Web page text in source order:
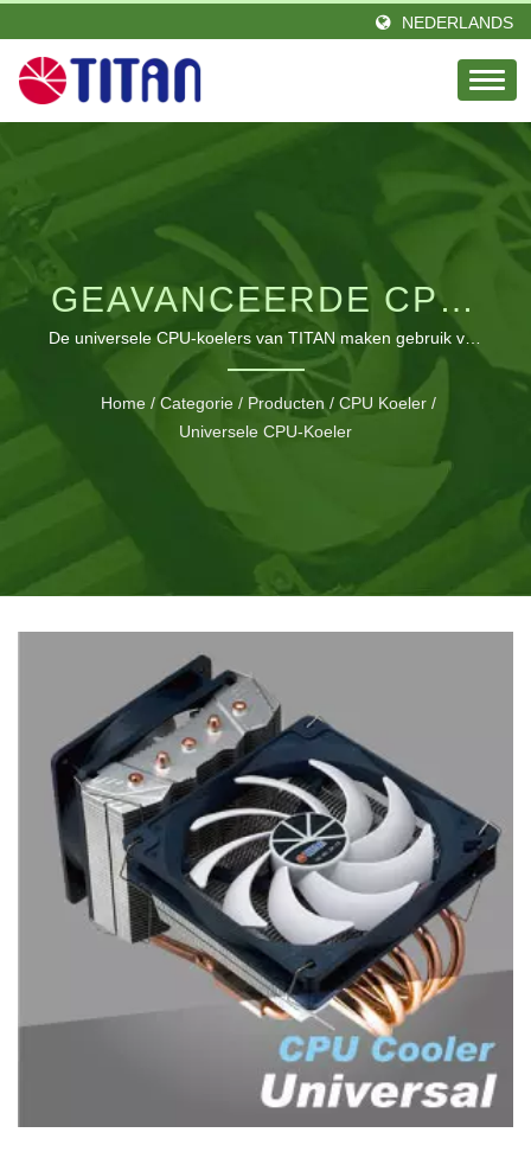
NEDERLANDS
GEAVANCEERDE CPU-
KOELINGSTECHNOLOGIE
VOOR OPTIMALE
SYSTEEMPRESTATIES
De universele CPU-koelers van TITAN maken gebruik van
directe contactwarmtebuizen-technologie om efficiënt
warmte af te voeren van Intel- en AMD-processors, wat
zorgt voor een stabiele werking en een verlengde
Home / Categorie / Producten / CPU Koeler /
Universele CPU-Koeler